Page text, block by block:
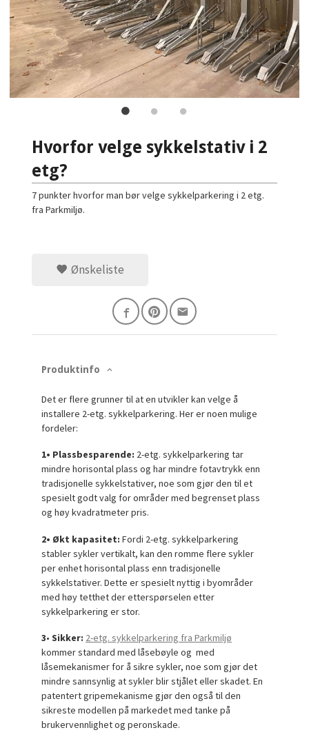
Hvorfor velge sykkelstativ i 2
etg?
7 punkter hvorfor man bør velge sykkelparkering i 2 etg.
fra Parkmiljø.
Ønskeliste
Produktinfo
Det er flere grunner til at en utvikler kan velge å
installere 2-etg. sykkelparkering. Her er noen mulige
fordeler:
1• Plassbesparende: 2-etg. sykkelparkering tar
mindre horisontal plass og har mindre fotavtrykk enn
tradisjonelle sykkelstativer, noe som gjør den til et
spesielt godt valg for områder med begrenset plass
og høy kvadratmeter pris.
2• Økt kapasitet: Fordi 2-etg. sykkelparkering
stabler sykler vertikalt, kan den romme flere sykler
per enhet horisontal plass enn tradisjonelle
sykkelstativer. Dette er spesielt nyttig i byområder
med høy tetthet der etterspørselen etter
sykkelparkering er stor.
3•Sikker: 2-etg. sykkelparkering fra Parkmiljø
kommer standard med låsebøyle og med
låsemekanismer for å sikre sykler, noe som gjør det
mindre sannsynlig at sykler blir stjålet eller skadet. En
patentert gripemekanisme gjør den også til den
sikreste modellen på markedet med tanke på
brukervennlighet og peronskade.